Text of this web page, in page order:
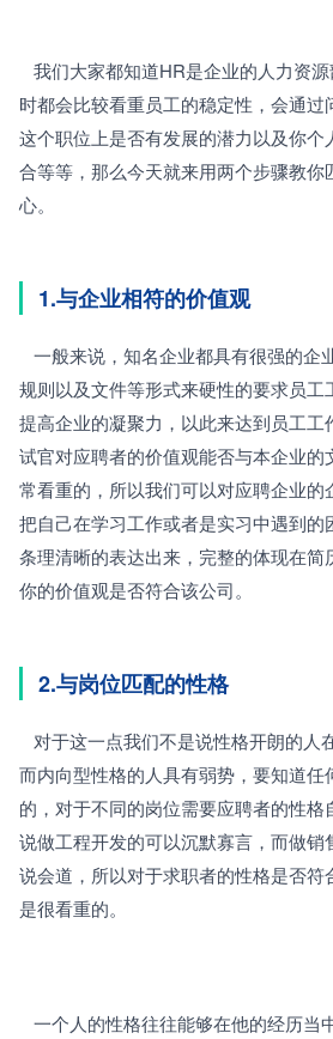
时都会比较看重员工的稳定性，会通过
这个职位上是否有发展的潜力以及你个
合等等，那么今天就来用两个步骤教你
心。
1.与企业相符的价值观
规则以及文件等形式来硬性的要求员工
提高企业的凝聚力，以此来达到员工工
试官对应聘者的价值观能否与本企业的
常看重的，所以我们可以对应聘企业的
把自己在学习工作或者是实习中遇到的
条理清晰的表达出来，完整的体现在
你的价值观是否符合该公司。
2.与岗位匹配的性格
而内向型性格的人具有弱势，要知道任
的，对于不同的岗位需要应聘者的性格
说做工程开发的可以沉默寡言，而做销
说会道，所以对于求职者的性格是否
是很看重的。